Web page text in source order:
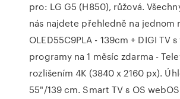
pro: LG G5 (H850), růžová.
nás najdete přehledně na jednom
OLED55C9PLA - 139cm + DIGI TV
programy na 1 měsíc zdarma -
rozlišením 4K (3840 x 2160 px).
55"/139 cm. Smart TV s OS